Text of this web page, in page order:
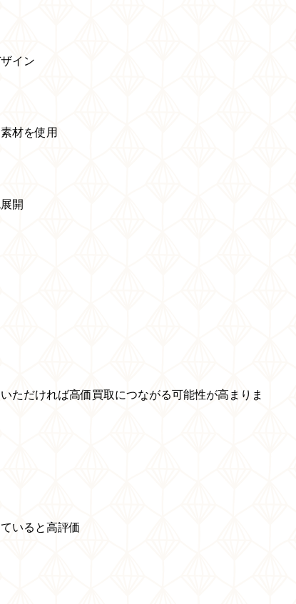
イン
材を使用
開
ただければ高価買取につながる可能性が高まりま
いると高評価